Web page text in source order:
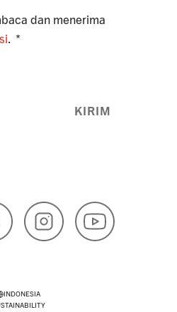
dan menerima
KIRIM
INDONESIA